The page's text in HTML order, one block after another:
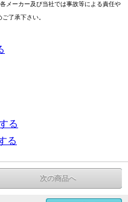
メーカー及び当社では事故等による責任や
了承下さい。
る
る
次の商品へ